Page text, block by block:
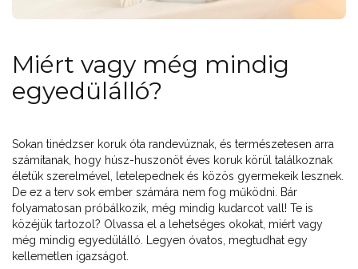
Miért vagy még mindig
egyedülálló?
Sokan tinédzser koruk óta randevúznak, és természetesen arra
számítanak, hogy húsz-huszonöt éves koruk körül találkoznak
életük szerelmével, letelepednek és közös gyermekeik lesznek.
De ez a terv sok ember számára nem fog működni. Bár
folyamatosan próbálkozik, még mindig kudarcot vall! Te is
közéjük tartozol? Olvassa el a lehetséges okokat, miért vagy
még mindig egyedülálló. Legyen óvatos, megtudhat egy
kellemetlen igazságot.